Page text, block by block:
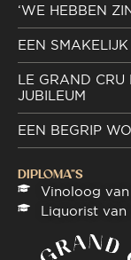
‘WE HEBBEN
EEN
LE GRAND CRU
JUBILEUM
EEN BEGRIP
DIPLOMA"S
Vinoloog
Liquorist